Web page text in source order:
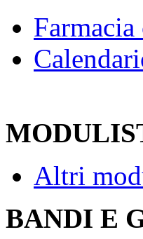
Altri
BANDI E